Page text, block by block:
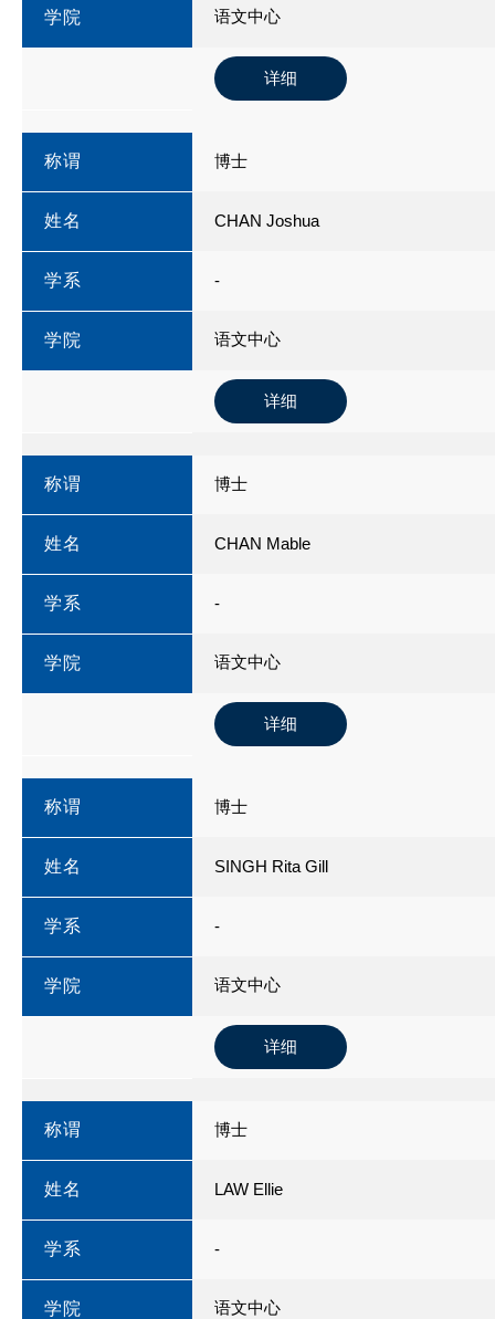
学院 语文中心
详细
称谓 博士
姓名 CHAN Joshua
学系 -
学院 语文中心
详细
称谓 博士
姓名 CHAN Mable
学系 -
学院 语文中心
详细
称谓 博士
姓名 SINGH Rita Gill
学系 -
学院 语文中心
详细
称谓 博士
姓名 LAW Ellie
学系 -
学院 语文中心